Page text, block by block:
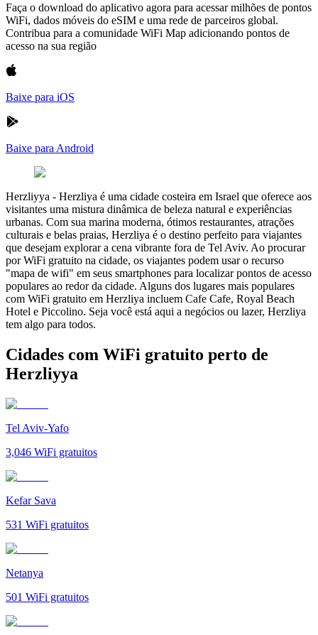
Faça o download do aplicativo agora para acessar milhões de pontos
WiFi, dados móveis do eSIM e uma rede de parceiros global.
Contribua para a comunidade WiFi Map adicionando pontos de
acesso na sua região
Baixe para iOS
Baixe para Android
Herzliyya - Herzliya é uma cidade costeira em Israel que oferece aos
visitantes uma mistura dinâmica de beleza natural e experiências
urbanas. Com sua marina moderna, ótimos restaurantes, atrações
culturais e belas praias, Herzliya é o destino perfeito para viajantes
que desejam explorar a cena vibrante fora de Tel Aviv. Ao procurar
por WiFi gratuito na cidade, os viajantes podem usar o recurso
"mapa de wifi" em seus smartphones para localizar pontos de acesso
populares ao redor da cidade. Alguns dos lugares mais populares
com WiFi gratuito em Herzliya incluem Cafe Cafe, Royal Beach
Hotel e Piccolino. Seja você está aqui a negócios ou lazer, Herzliya
tem algo para todos.
Cidades com WiFi gratuito perto de
Herzliyya
Tel Aviv-Yafo
3,046 WiFi gratuitos
Kefar Sava
531 WiFi gratuitos
Netanya
501 WiFi gratuitos